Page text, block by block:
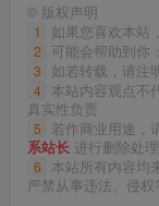
© 版权声明
1 如果您喜欢本站，
2 可能会帮助到你：
3 如若转载，请注
4
本站内容观点不
真实性负责
5 若作商业用途，
系站长 进行删除处理
6
本站所有内容均
严禁从事违法、侵